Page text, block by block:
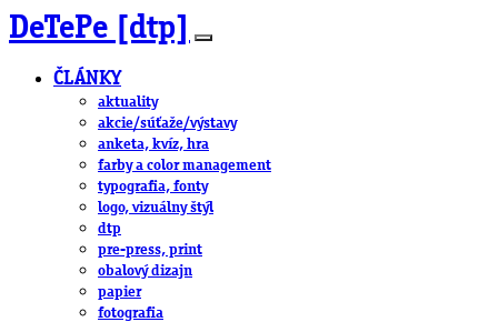
DeTePe [dtp]
ČLÁNKY
aktuality
akcie/súťaže/výstavy
anketa, kvíz, hra
farby a color management
typografia, fonty
logo, vizuálny štýl
dtp
pre-press, print
obalový dizajn
papier
fotografia